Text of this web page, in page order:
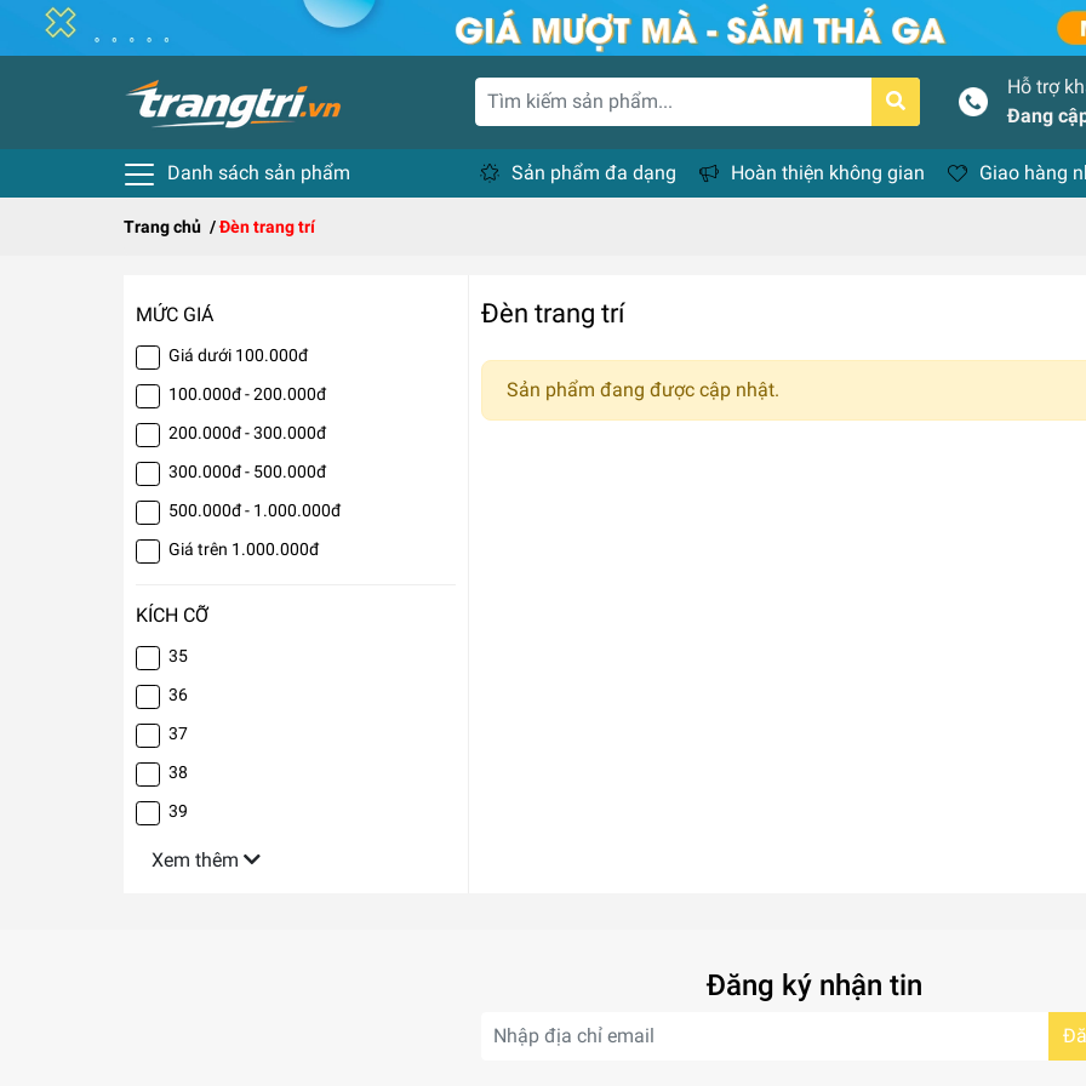
Hỗ trợ
Đang
Danh sách sản phẩm Sản phẩm đa dạng Hoàn thiện không gian Giao hàng
Trang chủ /Đèn trang trí
Đèn trang trí
Sản phẩm đang được cập nhật.
MỨC GIÁ
Giá dưới 100.000đ
100.000đ - 200.000đ
200.000đ - 300.000đ
300.000đ - 500.000đ
500.000đ - 1.000.000đ
Giá trên 1.000.000đ
KÍCH CỠ
35
36
37
38
39
Xem thêm
Đăng ký nhận tin